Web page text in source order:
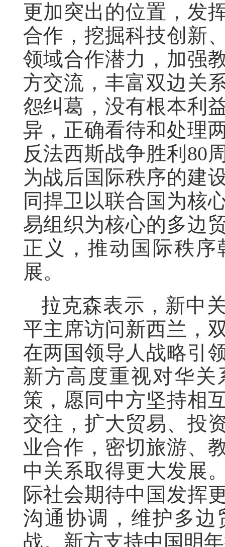
更加突出的位置，发
合作，挖掘科技创新
领域合作潜力，加强
方交流，丰富双边关
怨纠葛，没有根本利
异，正确看待和处理
反法西斯战争胜利80
为战后国际秩序的建
同捍卫以联合国为核
易组织为核心的多边
正义，推动国际秩
展。
拉克森表示，新中
平主席访问新西兰，
在两国领导人战略引
新方高度重视对华
策，愿同中方坚持相
交往，扩大贸易、投
业合作，密切旅游、
中关系取得更大发展
际社会期待中国发挥
沟通协调，维护多
战。新方支持中国明